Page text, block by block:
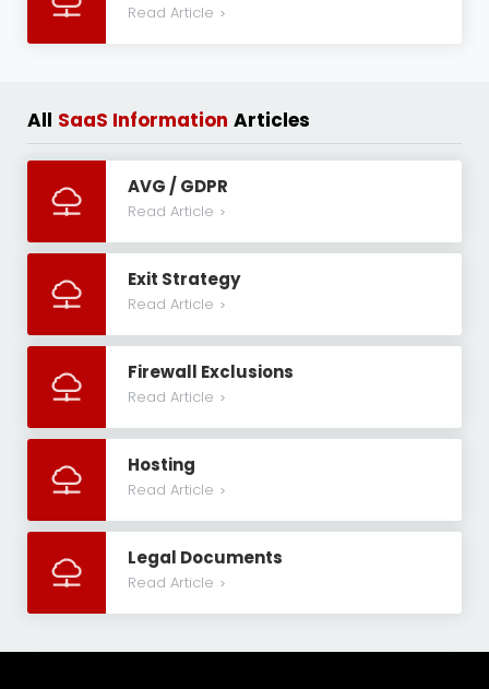
Read Article >
All SaaS Information Articles
AVG / GDPR
Read Article >
Exit Strategy
Read Article >
Firewall Exclusions
Read Article >
Hosting
Read Article >
Legal Documents
Read Article >